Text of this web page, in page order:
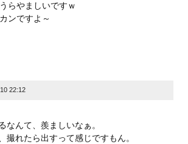
らやましいですｗ
ンですよ～
22:12
なんて、羨ましいなぁ。
撮れたら出すって感じですもん。